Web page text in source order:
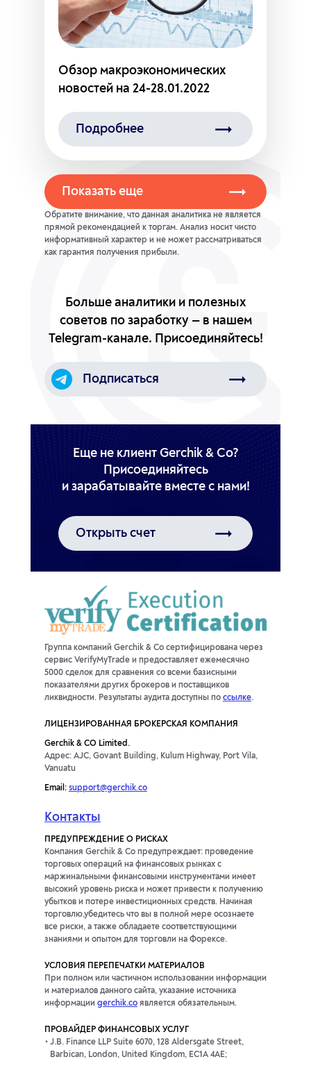
Обзор макроэкономических
новостей на 24-28.01.2022
Подробнее
Показать еще
Обратите внимание, что данная аналитика не является
прямой рекомендацией к торгам. Анализ носит чисто
информативный характер и не может рассматриваться
как гарантия получения прибыли.
Больше аналитики и полезных
советов по заработку — в нашем
Telegram-канале. Присоединяйтесь!
Подписаться
Еще не клиент Gerchik & Co?
Присоединяйтесь
Открыть счет
Группа компаний Gerchik & Co сертифицирована через
сервис VerifyMyTrade и предоставляет ежемесячно
5000 сделок для сравнения со всеми базисными
показателями других брокеров и поставщиков
ликвидности. Результаты аудита доступны по ссылке.
ЛИЦЕНЗИРОВАННАЯ БРОКЕРСКАЯ КОМПАНИЯ
Gerchik & CO Limited.
Адрес: AJC, Govant Building, Kulum Highway, Port Vila,
Vanuatu
Email: support@gerchik.co
Контакты
ПРЕДУПРЕЖДЕНИЕ О РИСКАХ
Компания Gerchik & Co предупреждает: проведение
торговых операций на финансовых рынках с
маржинальными финансовыми инструментами имеет
высокий уровень риска и может привести к получению
убытков и потере инвестиционных средств. Начиная
торговлю,убедитесь что вы в полной мере осознаете
все риски, а также обладаете соответствующими
знаниями и опытом для торговли на Форексе.
УСЛОВИЯ ПЕРЕПЕЧАТКИ МАТЕРИАЛОВ
При полном или частичном использовании информации
и материалов данного сайта, указание источника
информации gerchik.co является обязательным.
ПРОВАЙДЕР ФИНАНСОВЫХ УСЛУГ
J.B. Finance LLP Suite 6070, 128 Aldersgate Street,
Barbican, London, United Kingdom, EC1A 4AE;